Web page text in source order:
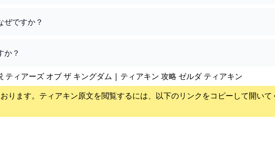
ぜですか？
か？
ィアーズ オブ ザ キングダム | ティアキン 攻略 ゼルダ ティアキン
ります。 ティアキン原文を閲覧するには、以下のリンクをコピーして開いて